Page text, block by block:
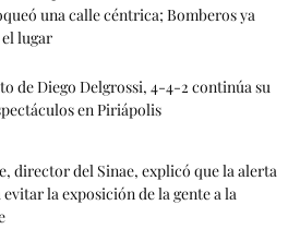
una calle céntrica; Bomberos ya
lugar
de Diego Delgrossi, 4-4-2 continúa su
en Piriápolis
director del Sinae, explicó que la alerta
la exposición de la gente a la